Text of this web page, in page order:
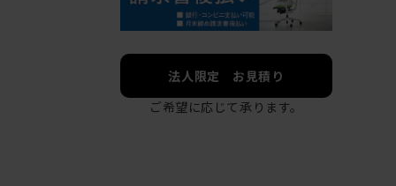
法人限定 お見積り
ご希望に応じて承ります。